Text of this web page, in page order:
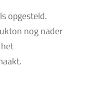
opgesteld.
nog nader